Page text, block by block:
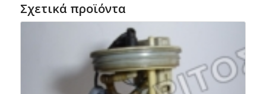
Σχετικά προϊόντα